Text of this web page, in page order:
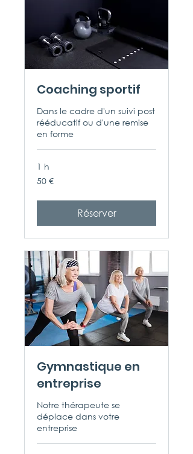
Coaching sportif
Dans le cadre d'un suivi post
rééducatif ou d'une remise
en forme
1 h
50
euros
50 €
Réserver
Gymnastique en
entreprise
Notre thérapeute se
déplace dans votre
entreprise